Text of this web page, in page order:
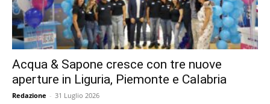
Acqua & Sapone cresce con tre nuove
aperture in Liguria, Piemonte e Calabria
Redazione - 31 Luglio 2026